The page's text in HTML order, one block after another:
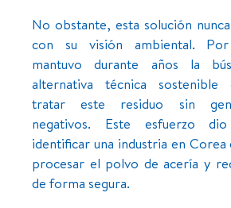
No obstante, esta solución
con su visión ambiental.
mantuvo durante años la
alternativa técnica sostenible
tratar este residuo sin
negativos. Este esfuerzo
identificar una industria en Corea
procesar el polvo de acería y
de forma segura.